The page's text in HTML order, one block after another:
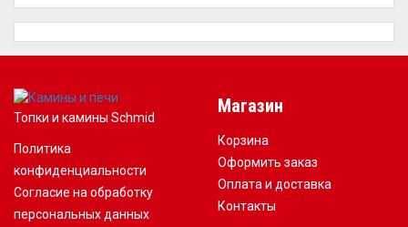
Топки и камины Schmid
Политика
конфиденциальности
Согласие на обработку
персональных данных
Магазин
Корзина
Оформить заказ
Оплата и доставка
Контакты